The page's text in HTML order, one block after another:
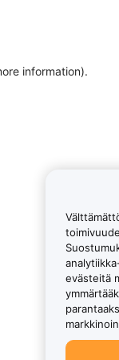
information).
evästeitä